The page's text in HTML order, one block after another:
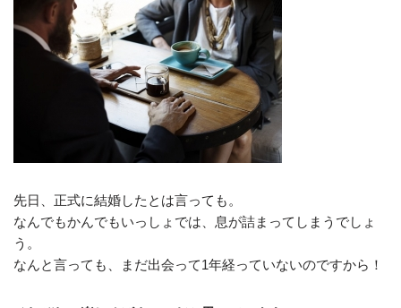
先日、正式に結婚したとは言っても。
なんでもかんでもいっしょでは、息が詰まってしまうでしょ
う。
なんと言っても、まだ出会って1年経っていないのですから！